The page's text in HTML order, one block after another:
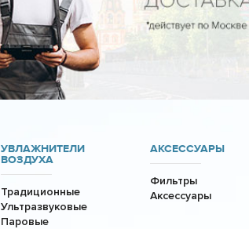
УВЛАЖНИТЕЛИ
ВОЗДУХА
Традиционные
Ультразвуковые
Паровые
АКСЕССУАРЫ
Фильтры
Аксессуары